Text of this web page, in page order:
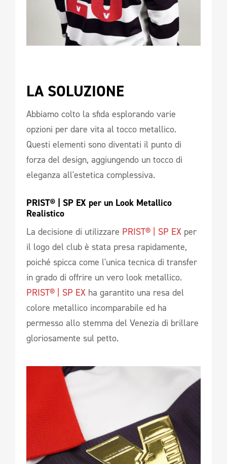
LA SOLUZIONE
Abbiamo colto la sfida esplorando varie
opzioni per dare vita al tocco metallico.
Questi elementi sono diventati il punto di
forza del design, aggiungendo un tocco di
eleganza all'estetica complessiva.
PRIST® | SP EX per un Look Metallico
Realistico
La decisione di utilizzare PRIST® | SP EX per
il logo del club è stata presa rapidamente,
poiché spicca come l'unica tecnica di transfer
in grado di offrire un vero look metallico.
PRIST® | SP EX ha garantito una resa del
colore metallico incomparabile ed ha
permesso allo stemma del Venezia di brillare
gloriosamente sul petto.